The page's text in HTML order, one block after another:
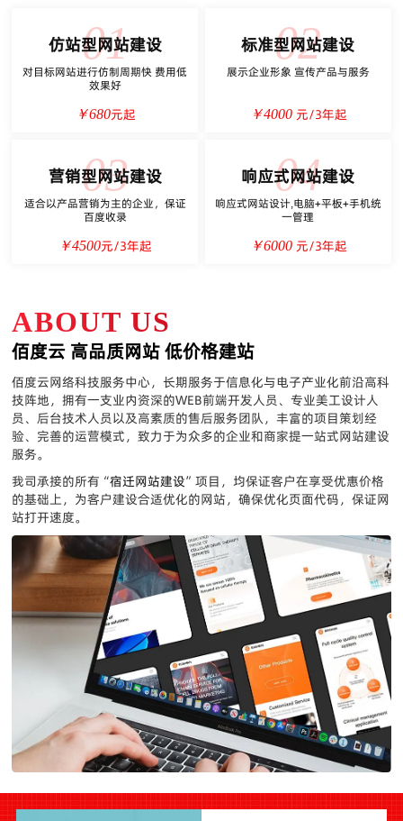
01
仿站型网站建设
对目标网站进行仿制周期快 费用低
效果好
￥680元起
02
标准型网站建设
展示企业形象 宣传产品与服务
￥4000元/3年起
03
营销型网站建设
适合以产品营销为主的企业，保证
百度收录
￥4500元/3年起
04
响应式网站建设
响应式网站设计,电脑+平板+手机统
一管理
￥6000元/3年起
ABOUT US
佰度云 高品质网站 低价格建站
佰度云网络科技服务中心，长期服务于信息化与电子产业化前沿高科
技阵地，拥有一支业内资深的WEB前端开发人员、专业美工设计人
员、后台技术人员以及高素质的售后服务团队，丰富的项目策划经
验、完善的运营模式，致力于为众多的企业和商家提一站式网站建设
服务。
我司承接的所有“宿迁网站建设”项目，均保证客户在享受优惠价格
的基础上，为客户建设合适优化的网站，确保优化页面代码，保证网
站打开速度。